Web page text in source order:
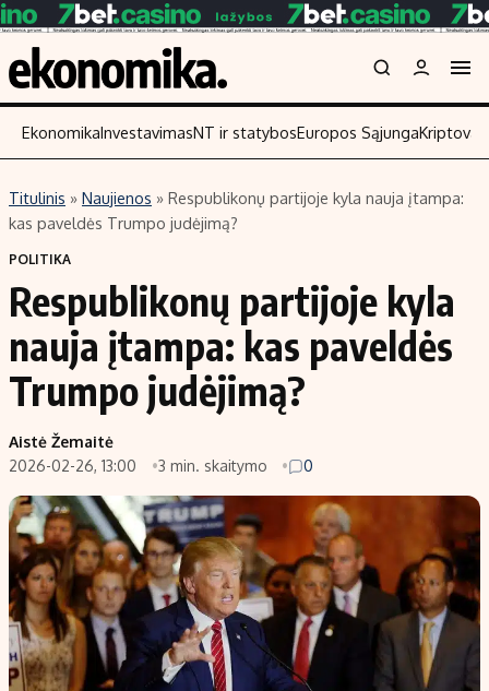
Turinys
Naujienos
Aplinka
Verslas
Energetika
Ekonomika
Politika
NT ir statybos
Įmonės
Žemės ūkis
Populiarios temos
Investavimas
Akcijų rinka
Saulės elektrinės
Kriptovaliutos
Titulinis
Nedarbo
Indėliai
Indėlių
Būsto
EkonomikaInvestavimasNT ir statybosEuropos Sąjunga
Titulinis » Naujienos » Respublikonų partijoje kyla nauja įtampa:
kas paveldės Trumpo judėjimą?
POLITIKA
Respublikonų partijoje kyla
nauja įtampa: kas paveldės
Trumpo judėjimą?
Aistė Žemaitė
2026-02-26, 13:00
3 min. skaitymo 0